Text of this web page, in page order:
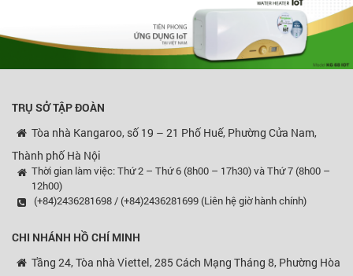
TRỤ SỞ TẬP ĐOÀN
Tòa nhà Kangaroo, số 19 – 21 Phố Huế, Phường Cửa Nam,
Thành phố Hà Nội
Thời gian làm việc: Thứ 2 – Thứ 6 (8h00 – 17h30) và Thứ 7 (8h00 –
12h00)
(+84)2436281698 / (+84)2436281699 (Liên hệ giờ hành chính)
CHI NHÁNH HỒ CHÍ MINH
Tầng 24, Tòa nhà Viettel, 285 Cách Mạng Tháng 8, Phường Hòa